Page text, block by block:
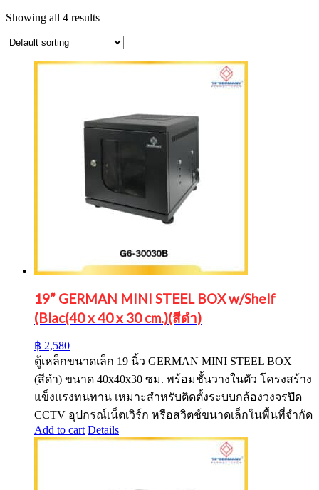
Showing all 4 results
19” GERMAN MINI STEEL BOX w/Shelf
(Blac(40 x 40 x 30 cm.)(สีดำ)
฿ 2,580
ตู้เหล็กขนาดเล็ก 19 นิ้ว GERMAN MINI STEEL BOX
(สีดำ) ขนาด 40x40x30 ซม. พร้อมชั้นวางในตัว โครงสร้าง
แข็งแรงทนทาน เหมาะสำหรับติดตั้งระบบกล้องวงจรปิด
CCTV อุปกรณ์เน็ตเวิร์ก หรือสวิตช์ขนาดเล็กในพื้นที่จำกัด
Add to cart Details